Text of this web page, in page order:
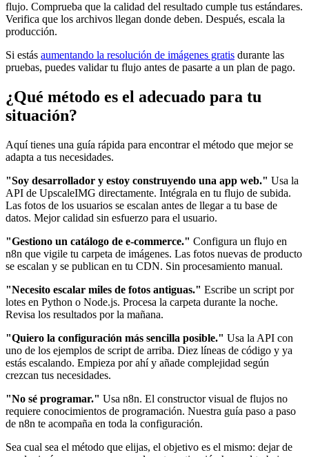
flujo. Comprueba que la calidad del resultado cumple tus estándares.
Verifica que los archivos llegan donde deben. Después, escala la
producción.
Si estás aumentando la resolución de imágenes gratis durante las
pruebas, puedes validar tu flujo antes de pasarte a un plan de pago.
¿Qué método es el adecuado para tu
situación?
Aquí tienes una guía rápida para encontrar el método que mejor se
adapta a tus necesidades.
"Soy desarrollador y estoy construyendo una app web." Usa la
API de UpscaleIMG directamente. Intégrala en tu flujo de subida.
Las fotos de los usuarios se escalan antes de llegar a tu base de
datos. Mejor calidad sin esfuerzo para el usuario.
"Gestiono un catálogo de e-commerce." Configura un flujo en
n8n que vigile tu carpeta de imágenes. Las fotos nuevas de producto
se escalan y se publican en tu CDN. Sin procesamiento manual.
"Necesito escalar miles de fotos antiguas." Escribe un script por
lotes en Python o Node.js. Procesa la carpeta durante la noche.
Revisa los resultados por la mañana.
"Quiero la configuración más sencilla posible." Usa la API con
uno de los ejemplos de script de arriba. Diez líneas de código y ya
estás escalando. Empieza por ahí y añade complejidad según
crezcan tus necesidades.
"No sé programar." Usa n8n. El constructor visual de flujos no
requiere conocimientos de programación. Nuestra guía paso a paso
de n8n te acompaña en toda la configuración.
Sea cual sea el método que elijas, el objetivo es el mismo: dejar de